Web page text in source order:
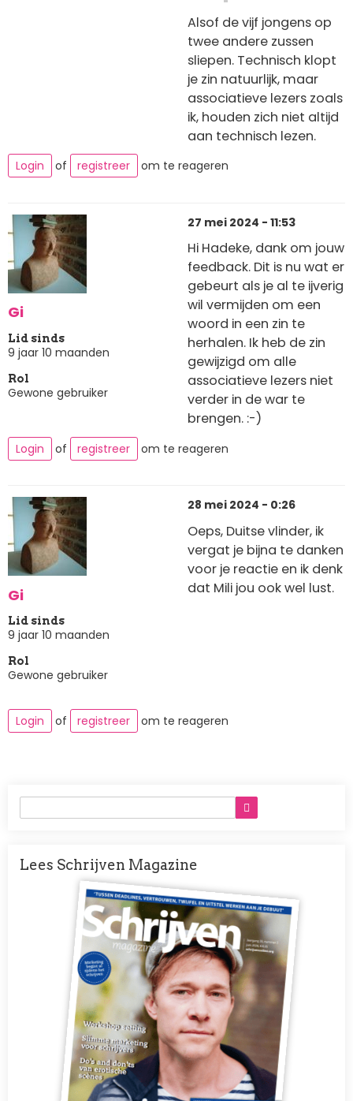
Alsof de vijf jongens op
twee andere zussen
sliepen. Technisch klopt
je zin natuurlijk, maar
associatieve lezers zoals
ik, houden zich niet altijd
aan technisch lezen.
Login of registreer om te reageren
Gi
Lid sinds
9 jaar 10 maanden
Rol
Gewone gebruiker
27 mei 2024 - 11:53
Hi Hadeke, dank om jouw
feedback. Dit is nu wat er
gebeurt als je al te ijverig
wil vermijden om een
woord in een zin te
herhalen. Ik heb de zin
gewijzigd om alle
associatieve lezers niet
verder in de war te
brengen. :-)
Login of registreer om te reageren
Gi
Lid sinds
9 jaar 10 maanden
Rol
Gewone gebruiker
28 mei 2024 - 0:26
Oeps, Duitse vlinder, ik
vergat je bijna te danken
voor je reactie en ik denk
dat Mili jou ook wel lust.
Login of registreer om te reageren
Lees Schrijven Magazine
Afbeelding